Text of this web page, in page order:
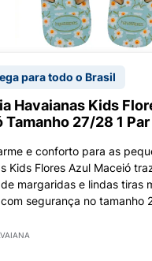
para todo o Brasil
Havaianas Kids
Tamanho 27/28 1 Par
e conforto para as
Kids Flores Azul Maceió
margaridas e lindas tiras
segurança no tamanho